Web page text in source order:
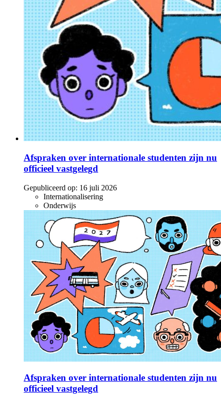
Afspraken over internationale studenten zijn nu
officieel vastgelegd
Gepubliceerd op: 16 juli 2026
Internationalisering
Onderwijs
Afspraken over internationale studenten zijn nu
officieel vastgelegd